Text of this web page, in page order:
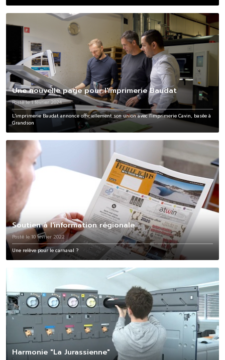
Une nouvelle page pour l'imprimerie Baudat
Posté le 1 février 2024
L'imprimerie Baudat annonce officiellement son union avec l'imprimerie Cavin, basée à
Grandson
Soutien à l'information régionale
Posté le 10 février 2022
Une relève pour le carnaval ?
Harmonie "La Jurassienne"